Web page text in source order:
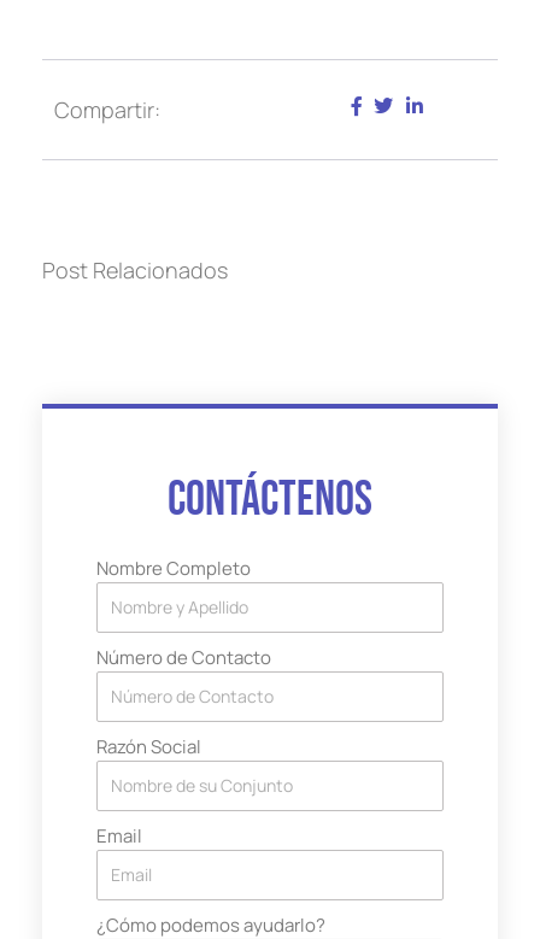
Compartir:
Post Relacionados
Contáctenos
Nombre Completo
Número de Contacto
Razón Social
Email
¿Cómo podemos ayudarlo?